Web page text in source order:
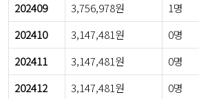
202409
3,756,978원 1명
202410
3,147,481원 0명
202411
3,147,481원 0명
202412
3,147,481원 0명